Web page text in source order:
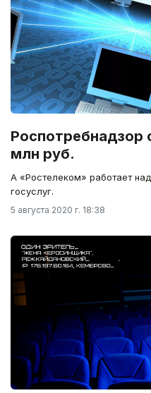
Роспотребнадзор
млн руб.
А «Ростелеком» работает
госуслуг.
5 августа 2020 г. 18:38